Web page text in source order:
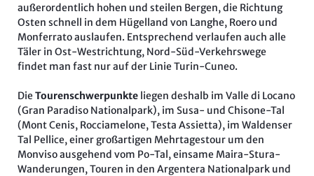
außerordentlich hohen und steilen Bergen, die Richtung
Osten schnell in dem Hügelland von Langhe, Roero und
Monferrato auslaufen. Entsprechend verlaufen auch alle
Täler in Ost-Westrichtung, Nord-Süd-Verkehrswege
findet man fast nur auf der Linie Turin-Cuneo.
DieTourenschwerpunkte liegen deshalb im Valle di Locano
(Gran Paradiso Nationalpark), im Susa- und Chisone-Tal
(Mont Cenis, Rocciamelone, Testa Assietta), im Waldenser
Tal Pellice, einer großartigen Mehrtagestour um den
Monviso ausgehend vom Po-Tal, einsame Maira-Stura-
Wanderungen, Touren in den Argentera Nationalpark und